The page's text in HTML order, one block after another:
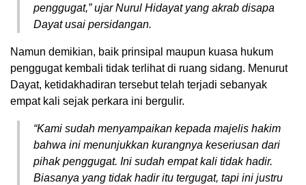
penggugat,” ujar Nurul Hidayat yang akrab disapa
Dayat usai persidangan.
Namun demikian, baik prinsipal maupun kuasa hukum
penggugat kembali tidak terlihat di ruang sidang. Menurut
Dayat, ketidakhadiran tersebut telah terjadi sebanyak
empat kali sejak perkara ini bergulir.
“Kami sudah menyampaikan kepada majelis hakim
bahwa ini menunjukkan kurangnya keseriusan dari
pihak penggugat. Ini sudah empat kali tidak hadir.
Biasanya yang tidak hadir itu tergugat, tapi ini justru